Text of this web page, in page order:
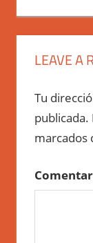
LEAVE A
Tu
publicada.
marcados